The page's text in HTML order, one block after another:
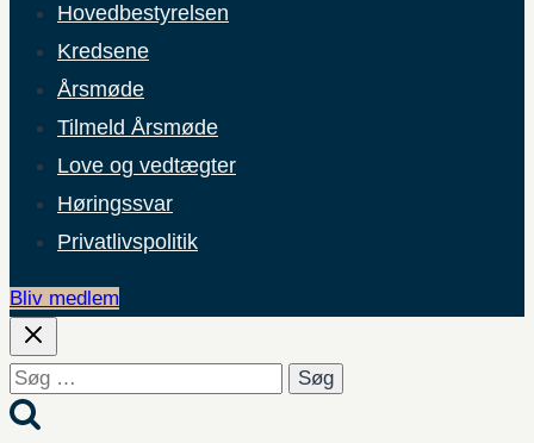
Hovedbestyrelsen
Kredsene
Årsmøde
Tilmeld Årsmøde
Love og vedtægter
Høringssvar
Privatlivspolitik
Bliv medlem
Søg
efter: